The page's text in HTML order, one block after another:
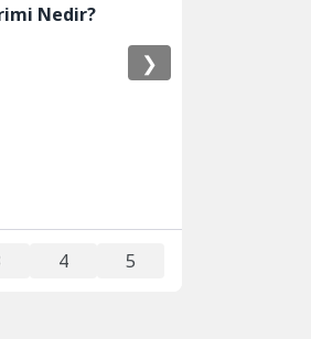
Nedir?
❯
4 5